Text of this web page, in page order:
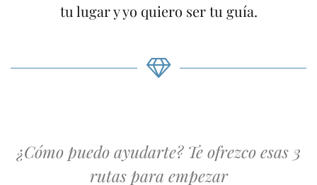
tu lugar y yo quiero ser tu guía.
¿Cómo puedo ayudarte? Te ofrezco esas 3
rutas para empezar